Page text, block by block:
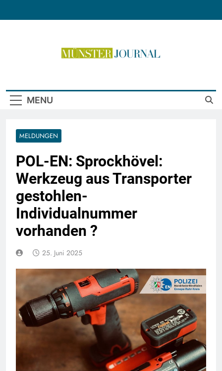
MENU
MELDUNGEN
POL-EN: Sprockhövel:
Werkzeug aus Transporter
gestohlen-
Individualnummer
vorhanden ?
25. Juni 2025